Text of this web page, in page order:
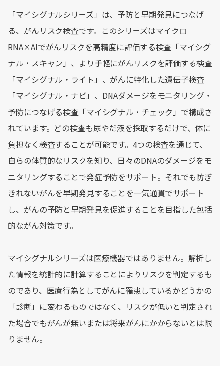
「マイシグナルシリーズ」は、予防と早期発見につなげ
る、がんリスク検査です。このシリーズはマイクロ
RNA×AIでがんリスクを高精度に評価する検査「マイシグ
ナル・スキャン」、より手軽にがんリスクを評価する検査
「マイシグナル・ライト」、がんに特化した遺伝子検査
「マイシグナル・ナビ」、DNAダメージをモニタリング・
予防につなげる検査「マイシグナル・チェック」で構成さ
れています。どの検査も尿やだ液を採取するだけで、体に
負担なく検査することが可能です。4つの検査を通じて、
自らの体質的なリスクを知り、日々のDNAのダメージをモ
ニタリングすることで発症予防をサポート。それでも防ぎ
きれないがんを早期発見することを一気通貫でサポート
し、がんの予防と早期発見を促進することを目指した包括
的ながん対策です。
マイシグナルシリーズは医療機器ではありません。解析し
た情報を統計的に計算することによりリスクを判定するも
のであり、医療行為としてがんに罹患しているかどうかの
「診断」に変わるものではなく、リスクが低いと判定され
た場合でもがんが無いまたは将来がんにかからないとは限
りません。